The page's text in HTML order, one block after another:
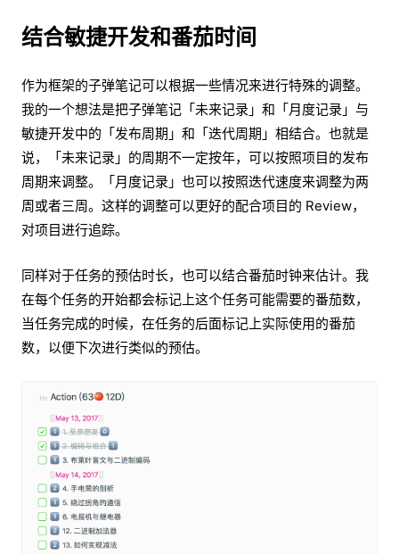
结合敏捷开发和番茄时间
作为框架的子弹笔记可以根据一些情况来进行特殊的调整。
我的一个想法是把子弹笔记「未来记录」和「月度记录」与
敏捷开发中的「发布周期」和「迭代周期」相结合。也就是
说，「未来记录」的周期不一定按年，可以按照项目的发布
周期来调整。「月度记录」也可以按照迭代速度来调整为两
周或者三周。这样的调整可以更好的配合项目的 Review，
对项目进行追踪。
同样对于任务的预估时长，也可以结合番茄时钟来估计。我
在每个任务的开始都会标记上这个任务可能需要的番茄数，
当任务完成的时候，在任务的后面标记上实际使用的番茄
数，以便下次进行类似的预估。